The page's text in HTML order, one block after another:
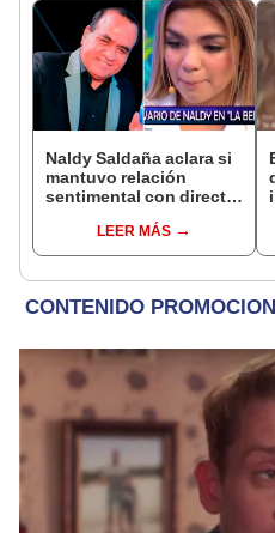
Naldy Saldaña aclara si
mantuvo relación
sentimental con director
denunciarlo por
tocamientos: “Me
LEER MÁS